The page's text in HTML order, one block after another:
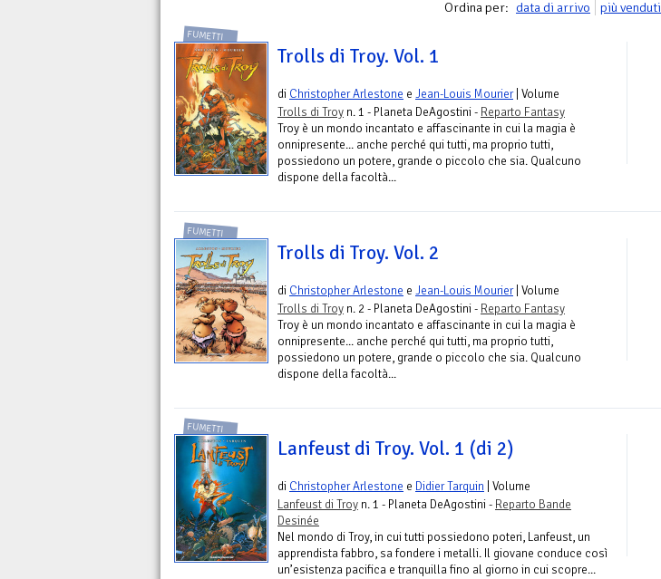
Ordina per: data di arrivo più venduti
FUMETTI
Trolls di Troy. Vol. 1
di Christopher Arlestone e Jean-Louis Mourier| Volume
Trolls di Troy n. 1 - Planeta DeAgostini - Reparto Fantasy
Troy è un mondo incantato e affascinante in cui la magia è
onnipresente... anche perché qui tutti, ma proprio tutti,
possiedono un potere, grande o piccolo che sia. Qualcuno
dispone della facoltà...
FUMETTI
Trolls di Troy. Vol. 2
di Christopher Arlestone e Jean-Louis Mourier| Volume
Trolls di Troy n. 2 - Planeta DeAgostini - Reparto Fantasy
Troy è un mondo incantato e affascinante in cui la magia è
onnipresente... anche perché qui tutti, ma proprio tutti,
possiedono un potere, grande o piccolo che sia. Qualcuno
dispone della facoltà...
FUMETTI
Lanfeust di Troy. Vol. 1 (di 2)
di Christopher Arlestone e Didier Tarquin | Volume
Lanfeust di Troy n. 1 - Planeta DeAgostini - Reparto Bande
Desinée
Nel mondo di Troy, in cui tutti possiedono poteri, Lanfeust, un
apprendista fabbro, sa fondere i metalli. Il giovane conduce così
un’esistenza pacifica e tranquilla fino al giorno in cui scopre...